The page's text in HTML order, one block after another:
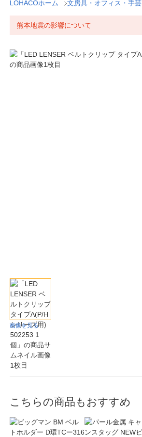
LOHACOホーム 文房具・オフィス・手芸
熊本地震の影響について
画像を見る
こちらの商品もおすすめ